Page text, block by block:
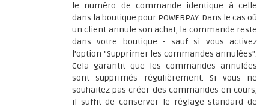
le numéro de commande identique à celle
dans la boutique pour POWERPAY. Dans le cas où
un client annule son achat, la commande reste
dans votre boutique - sauf si vous activez
l'option "Supprimer les commandes annulées".
Cela garantit que les commandes annulées
sont supprimés régulièrement. Si vous ne
souhaitez pas créer des commandes en cours,
il suffit de conserver le réglage standard de